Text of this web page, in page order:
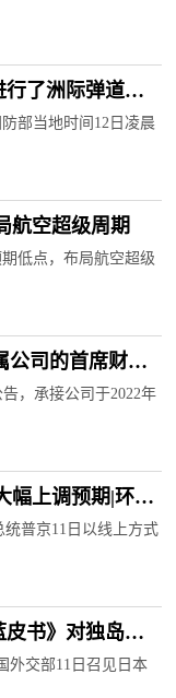
了洲际弹道导
部当地时间12日凌晨
航空超级周期
低点，布局航空超级
公司的首席财务
，承接公司于2022年
幅上调预期|环球
普京11日以线上方式
书》对独岛主
外交部11日召见日本